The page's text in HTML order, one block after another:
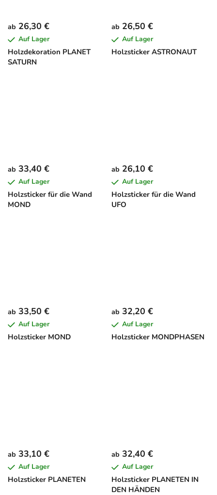
Holzdekoration PLANET
SATURN
ab 26,30 €
Auf Lager
Holzsticker ASTRONAUT
ab 26,50 €
Auf Lager
Holzsticker für die Wand
MOND
ab 33,40 €
Auf Lager
Holzsticker für die Wand
UFO
ab 26,10 €
Auf Lager
Holzsticker MOND
ab 33,50 €
Auf Lager
Holzsticker MONDPHASEN
ab 32,20 €
Auf Lager
Holzsticker PLANETEN
ab 33,10 €
Auf Lager
Holzsticker PLANETEN IN
DEN HÄNDEN
ab 32,40 €
Auf Lager